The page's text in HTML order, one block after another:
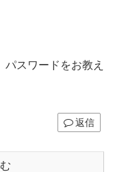
スワードをお教え
返信